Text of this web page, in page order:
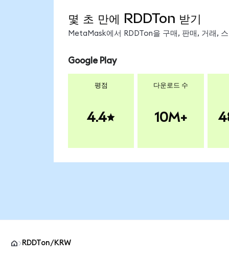
몇 초 만에 RDDTon 받기
MetaMask에서 RDDTon을 구매, 판매, 거래,
Google Play
평점
4.4
다운로드 수
10M+
RDDTon/KRW